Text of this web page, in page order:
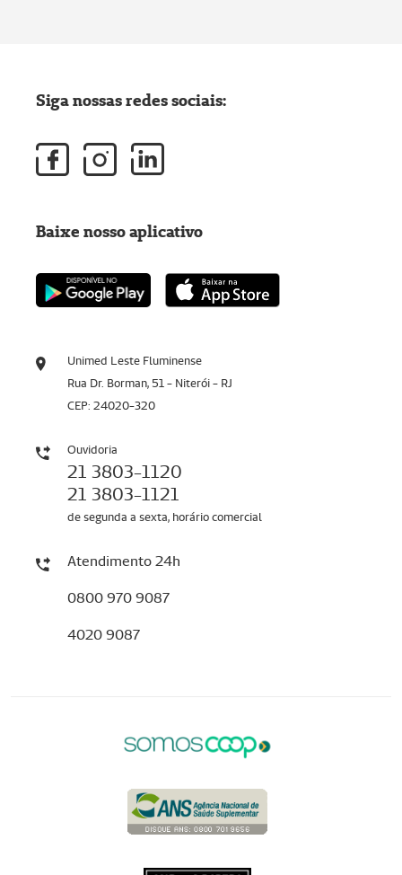
Unimed Leste Fluminense
Rua Dr. Borman, 51 - Niterói - RJ
CEP: 24020-320
Ouvidoria
21 3803-1120
21 3803-1121
de segunda a sexta, horário comercial
Atendimento 24h
0800 970 9087
4020 9087
Siga nossas redes sociais:
Baixe nosso aplicativo